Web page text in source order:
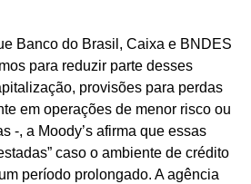
Banco do Brasil, Caixa e BNDES
para reduzir parte desses
provisões para perdas
em operações de menor risco ou
-, a Moody’s afirma que essas
caso o ambiente de crédito
período prolongado. A agência